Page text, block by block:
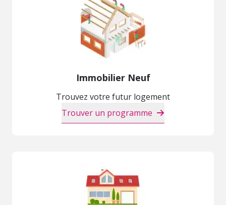
Immobilier Neuf
Trouvez votre futur logement
Trouver un programme